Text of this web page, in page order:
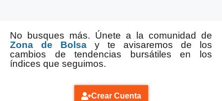
No busques más. Únete a la comunidad de
Zona de Bolsa y te avisaremos de los
cambios de tendencias bursátiles en los
índices que seguimos.
Crear Cuenta